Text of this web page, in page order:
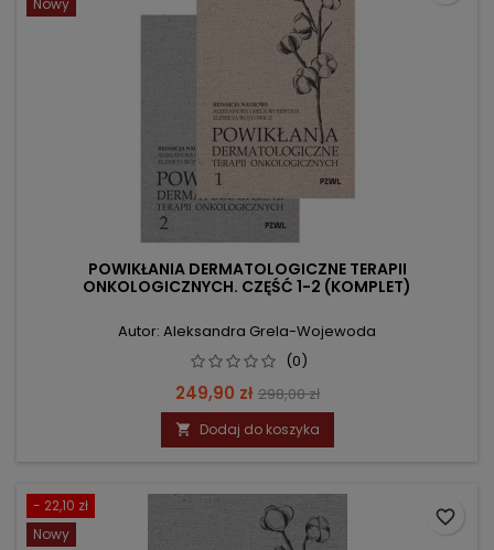
Nowy
POWIKŁANIA DERMATOLOGICZNE TERAPII
ONKOLOGICZNYCH. CZĘŚĆ 1-2 (KOMPLET)
Autor: Aleksandra Grela-Wojewoda
(0)
Cena
249,90 zł Cena
podstawowa
298,00 zł
 Dodaj do koszyka
- 22,10 zł
Nowy
favorite_border